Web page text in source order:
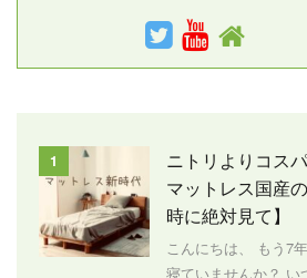
1
ニトリよりコス
マットレス国産
時に絶対見て】
こんにちは、 もう7
寝ていませんか？ い